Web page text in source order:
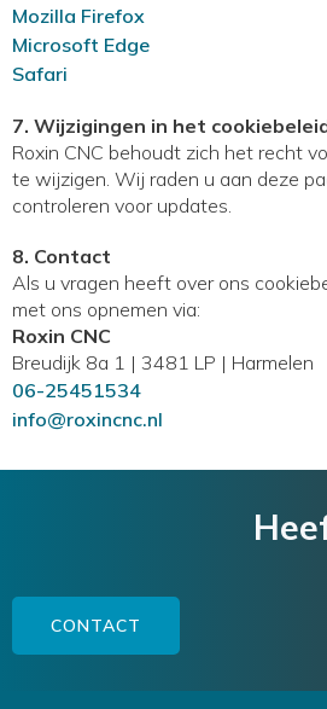
Mozilla Firefox
Microsoft Edge
Safari
7. Wijzigingen in het
Roxin CNC behoudt zich het recht
te wijzigen. Wij raden u aan deze
controleren voor updates.
8. Contact
Als u vragen heeft over ons
met ons opnemen via:
Roxin CNC
Breudijk 8a 1 | 3481 LP | Harmelen
06-25451534
info@roxincnc.nl
CONTACT